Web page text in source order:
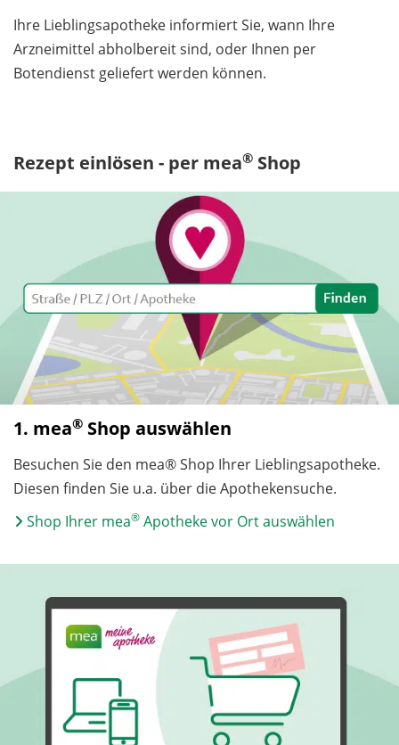
Ihre Lieblingsapotheke informiert Sie, wann Ihre
Arzneimittel abholbereit sind, oder Ihnen per
Botendienst geliefert werden können.
Rezept einlösen - per mea® Shop
1. mea® Shop auswählen
Besuchen Sie den mea® Shop Ihrer Lieblingsapotheke.
Diesen finden Sie u.a. über die Apothekensuche.
Shop Ihrer mea® Apotheke vor Ort auswählen